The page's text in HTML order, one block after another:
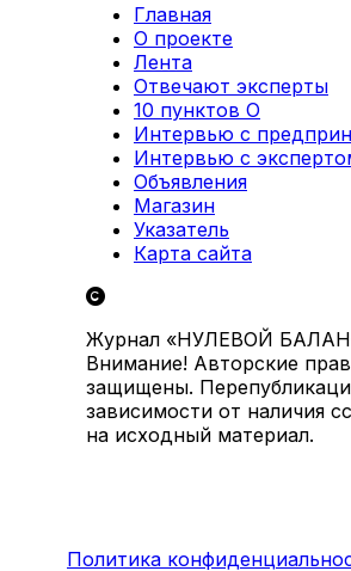
Главная
О проекте
Лента
Отвечают эксперты
10 пунктов О
Интервью с
Интервью с
Объявления
Магазин
Указатель
Карта сайта
Журнал «НУЛЕВОЙ
Внимание! Авторские
защищены.
зависимости от наличия
на исходный материал.
Политика